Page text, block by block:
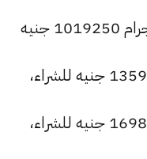
أسعار الذهب عيار 21 وزن 150 جرام 1019250 جنيه
سعر عيار 21 وزن 200 جرام 1359000 جنيه للشراء،
سعر عيار 21 وزن 250 جرام 1698750 جنيه للشراء،